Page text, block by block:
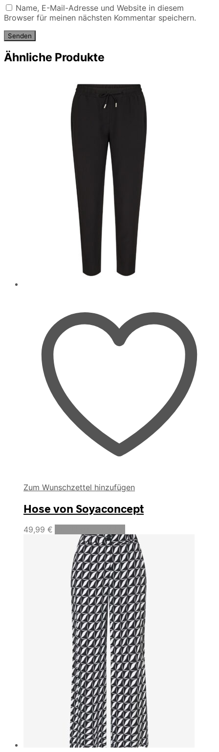
Name, E-Mail-Adresse und Website in diesem
Browser für meinen nächsten Kommentar speichern.
Ähnliche Produkte
Zum Wunschzettel hinzufügen
Hose von Soyaconcept
49,99 €
Produkt
weist
mehrere
Varianten
auf.
Die
Optionen
können
auf
der
Produktseite
gewählt
werden